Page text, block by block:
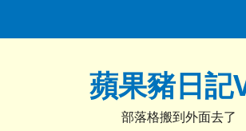
蘋果豬日記
部落格搬到外面去了